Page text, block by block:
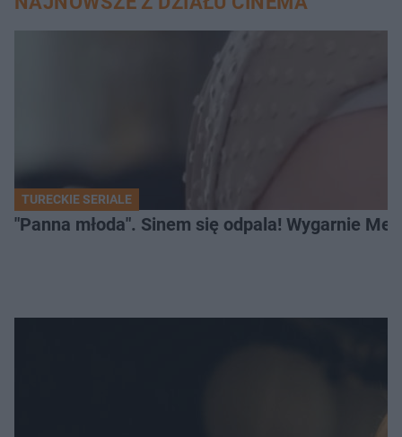
TURECKIE SERIALE
"Panna młoda". Sinem się odpala! Wygarnie